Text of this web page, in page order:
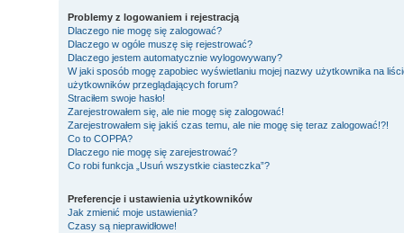
Problemy z logowaniem i rejestracją
Dlaczego nie mogę się zalogować?
Dlaczego w ogóle muszę się rejestrować?
Dlaczego jestem automatycznie wylogowywany?
W jaki sposób mogę zapobiec wyświetlaniu mojej nazwy użytkownika na
użytkowników przeglądających forum?
Straciłem swoje hasło!
Zarejestrowałem się, ale nie mogę się zalogować!
Zarejestrowałem się jakiś czas temu, ale nie mogę się teraz zalogować!?!
Co to COPPA?
Dlaczego nie mogę się zarejestrować?
Co robi funkcja „Usuń wszystkie ciasteczka”?
Preferencje i ustawienia użytkowników
Jak zmienić moje ustawienia?
Czasy są nieprawidłowe!